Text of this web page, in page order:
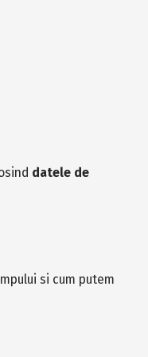
datele de
si cum putem